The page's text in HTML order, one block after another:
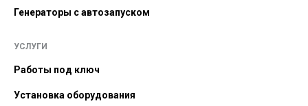
Генераторы с автозапуском
УСЛУГИ
Работы под ключ
Установка оборудования